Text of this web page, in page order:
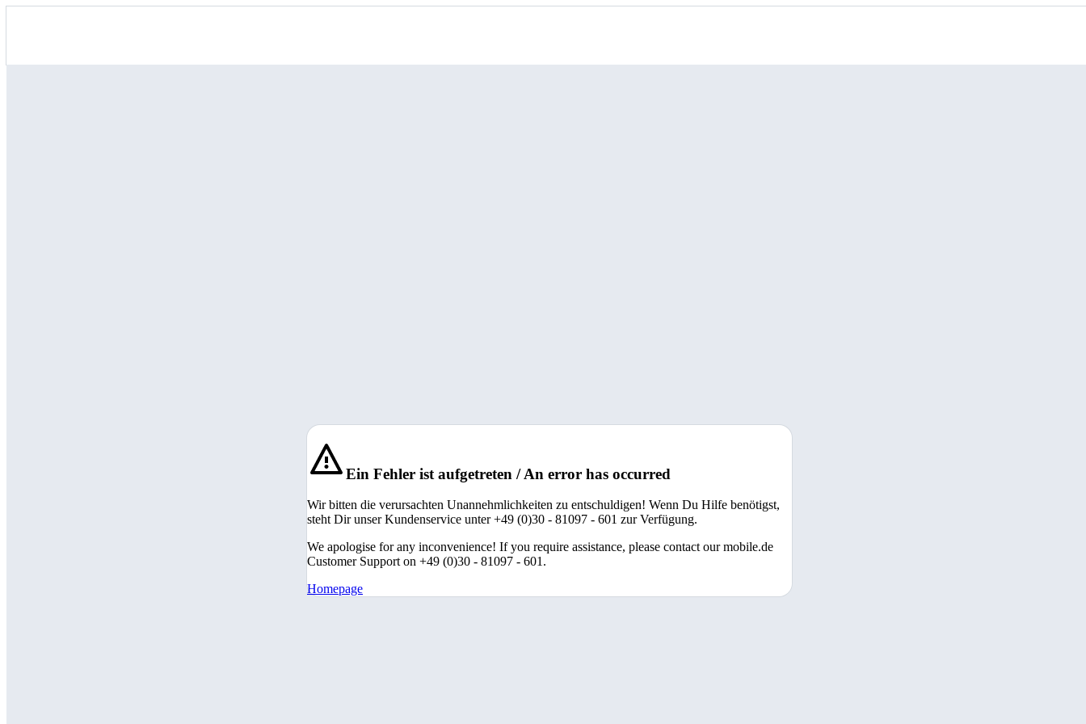
Ein Fehler ist aufgetreten / An error has occurred
Wir bitten die verursachten Unannehmlichkeiten zu entschuldigen! Wenn Du Hilfe benötigst,
steht Dir unser Kundenservice unter +49 (0)30 - 81097 - 601 zur Verfügung.
We apologise for any inconvenience! If you require assistance, please contact our mobile.de
Customer Support on +49 (0)30 - 81097 - 601.
Homepage